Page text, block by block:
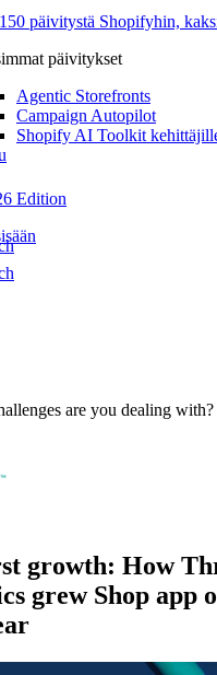
päivitystä Shopifyhin,
päivitykset
Agentic Storefronts
Campaign Autopilot
Shopify AI Toolkit
Edition
are you dealing
growth: How
grew Shop app